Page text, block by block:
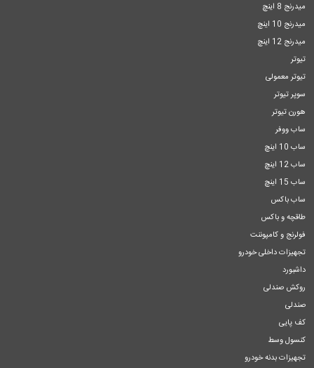
میدرنج 8 اینچ
میدرنج 10 اینچ
میدرنج 12 اینچ
تیوتر
تیوتر معمولی
سوپر تیوتر
هورن تیوتر
ساب ووفر
ساب 10 اینچ
ساب 12 اینچ
ساب 15 اینچ
ساب باکس
طاقچه و باکس
فولرنج و کامپوننت
تجهیزات داخلی خودرو
داشبورد
روکش صندلی
صندلی
کف پایی
کنسول وسط
تجهیزات بدنه خودرو